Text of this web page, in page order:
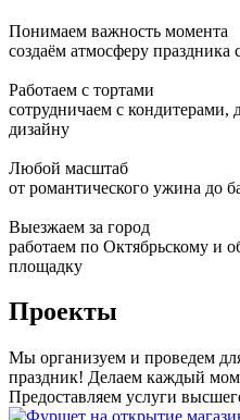
Понимаем важность момента
создаём атмосферу
Работаем с тортами
сотрудничаем с кондитерами,
дизайну
Любой масштаб
от романтического ужина до
Выезжаем за город
работаем по Октябрьскому и
площадку
Проекты
Мы организуем и проведем
праздник! Делаем каждый
Предоставляем услуги